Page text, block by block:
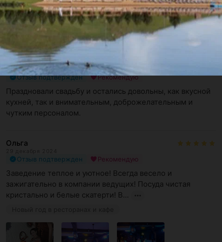
заказала пироги на офис, кроме картофеля и теста в
пирогах нет ничего, не советую. Первый раз
попробовала, больше брать ...
Ольга
8 апреля 2026
Отзыв подтвержден Рекомендую
Праздновали свадьбу и остались довольны, как вкусной
кухней, так и внимательным, доброжелательным и
чутким персоналом.
Ольга
Отзыв подтвержден Рекомендую
Заведение теплое и уютное! Всегда весело и
зажигательно в компании ведущих! Посуда чистая
кристально и белые скатерти! В...